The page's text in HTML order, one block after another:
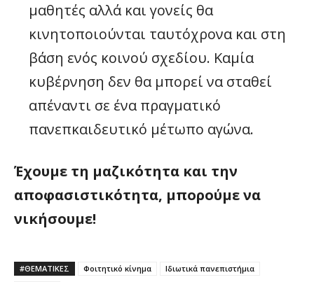
μαθητές αλλά και γονείς θα
κινητοποιούνται ταυτόχρονα και στη
βάση ενός κοινού σχεδίου. Καμία
κυβέρνηση δεν θα μπορεί να σταθεί
απέναντι σε ένα πραγματικό
πανεπκαιδευτικό μέτωπο αγώνα.
Έχουμε τη μαζικότητα και την
αποφασιστικότητα, μπορούμε να
νικήσουμε!
#ΘΕΜΑΤΙΚΈΣ Φοιτητικό κίνημα
Ιδιωτικά πανεπιστήμια